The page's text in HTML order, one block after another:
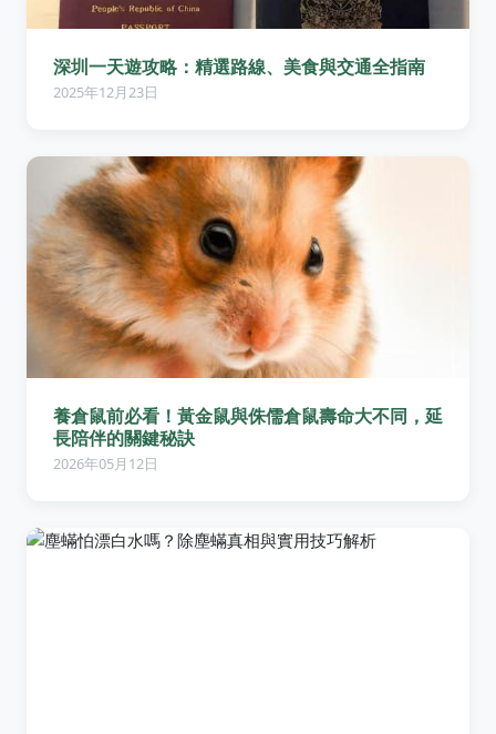
深圳一天遊攻略：精選路線、美食與交通全指南
2025年12月23日
養倉鼠前必看！黃金鼠與侏儒倉鼠壽命大不同，延
長陪伴的關鍵秘訣
2026年05月12日